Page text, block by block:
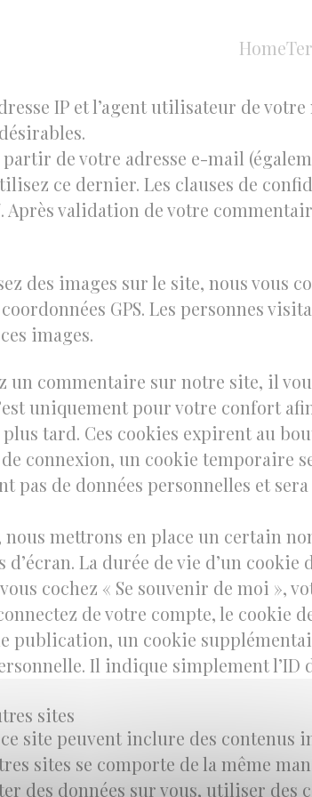
Home
site est : https://
un commentaire sur notre site,
IP et l’agent utilisateur de
de votre adresse e-mail
ce dernier. Les clauses de
validation de votre
des images sur le site, nous vous
GPS. Les personnes
images.
un commentaire sur notre site, il
uniquement pour votre confort
tard. Ces cookies expirent au
de connexion, un cookie temporaire
pas de données personnelles et
nous mettrons en place un certain
La durée de vie d’un
vous cochez « Se souvenir de moi »,
de votre compte, le cookie
publication, un cookie
Il indique simplement
sites
site peuvent inclure des contenus
sites se comporte de la même
des données sur vous, utiliser